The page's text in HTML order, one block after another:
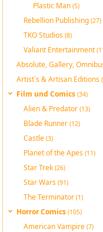
Plastic Man(5)
Rebellion Publishing(27)
TKO Studios(8)
Valiant Entertainment
Absolute, Gallery,
Artist´s & Artisan Editions
Film und Comics(34)
Alien & Predator(13)
Blade Runner(12)
Castle(3)
Planet of the Apes(11)
Star Trek(26)
Star Wars(91)
The Terminator(1)
Horror Comics(105)
American Vampire(7)